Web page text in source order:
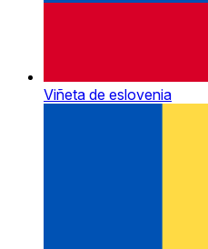
Viñeta de eslovenia